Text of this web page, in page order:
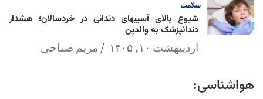
سلامت
شیوع بالای آسیبهای دندانی در خردسالان؛ هشدار
دندانپزشک به والدین
اردیبهشت ۱۰, ۱۴۰۵ مریم صباحی
هواشناسی: